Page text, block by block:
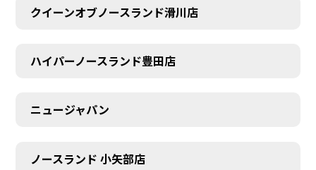
クイーンオブノースランド滑川店
ハイパーノースランド豊田店
ニュージャパン
ノースランド 小矢部店